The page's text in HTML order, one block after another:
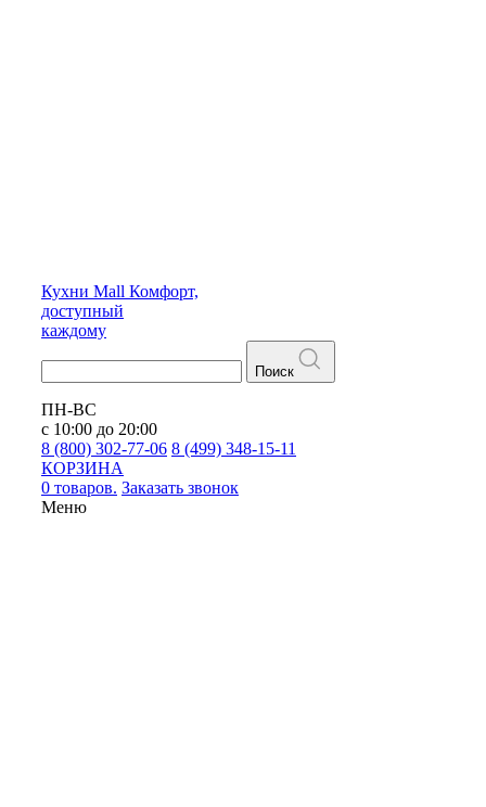
Кухни Mall Комфорт,
доступный
каждому
Поиск
ПН-ВС
с 10:00 до 20:00
8 (800) 302-77-06 8 (499) 348-15-11
КОРЗИНА
0 товаров. Заказать звонок
Меню